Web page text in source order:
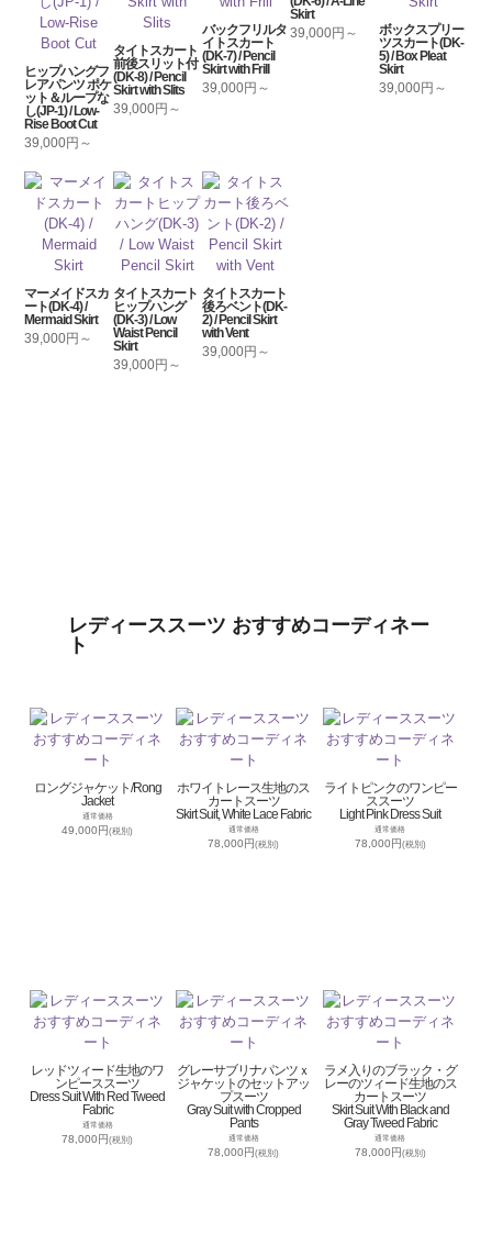
ヒップハングフ
レアパンツ ポケ
ット＆ループな
し(JP-1) / Low-
Rise Boot Cut
39,000円～
タイトスカート
前後スリット付
(DK-8) / Pencil
Skirt with Slits
39,000円～
バックフリルタ
イトスカート
(DK-7) / Pencil
Skirt with Frill
39,000円～
Skirt
39,000円～
ボックスプリー
ツスカート(DK-
5) / Box Pleat
Skirt
39,000円～
マーメイドスカ
ート(DK-4) /
Mermaid Skirt
39,000円～
タイトスカート
ヒップハング
(DK-3) / Low
Waist Pencil
Skirt
39,000円～
タイトスカート
後ろベント(DK-
2) / Pencil Skirt
with Vent
39,000円～
レディーススーツ おすすめコーディネー
ト
ロングジャケット/Rong
Jacket
通常価格
49,000円(税別)
ホワイトレース生地のス
カートスーツ
Skirt Suit, White Lace Fabric
通常価格
78,000円(税別)
ライトピンクのワンピー
ススーツ
Light Pink Dress Suit
通常価格
78,000円(税別)
レッドツィード生地のワ
ンピーススーツ
Dress Suit With Red Tweed
Fabric
通常価格
78,000円(税別)
グレーサブリナパンツｘ
ジャケットのセットアッ
プスーツ
Gray Suit with Cropped
Pants
通常価格
78,000円(税別)
ラメ入りのブラック・グ
レーのツィード生地のス
カートスーツ
Skirt Suit With Black and
Gray Tweed Fabric
通常価格
78,000円(税別)